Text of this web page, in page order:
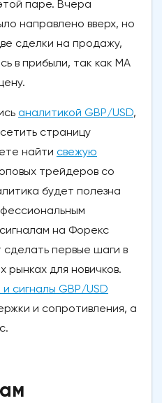
паре. Вчера
направлено вверх, но
сделки на продажу,
в прибыли, так как МА
аналитикой GBP/USD,
страницу
найти свежую
трейдеров со
будет полезна
на Форекс
сделать первые шаги в
рынках для новичков.
сигналы GBP/USD
и сопротивления, а